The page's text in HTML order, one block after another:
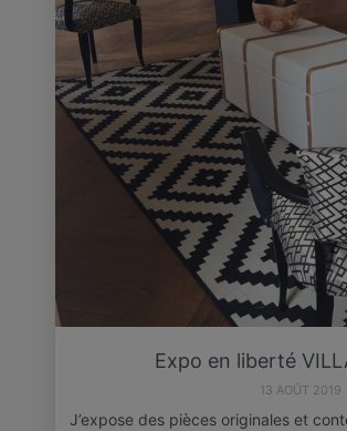
Expo en liberté
13 AOÛT 2019
J’expose des pièces originales et